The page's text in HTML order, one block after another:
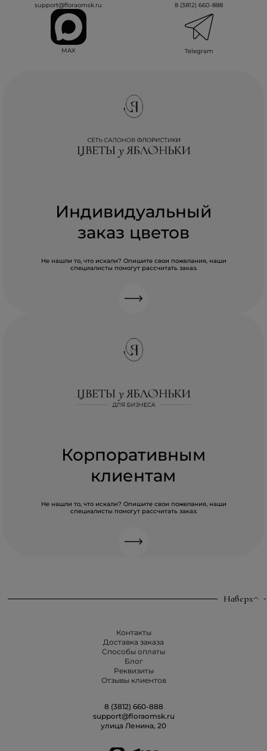
support@floraomsk.ru 8 (3812) 660-888
MAX Telegram
Индивидуальный
заказ цветов
Не нашли то, что искали? Опишите свои пожелания, наши
специалисты помогут рассчитать заказ.
Корпоративным
клиентам
Не нашли то, что искали? Опишите свои пожелания, наши
специалисты помогут рассчитать заказ.
Наверх
Контакты
Доставка заказа
Способы оплаты
Блог
Реквизиты
Отзывы клиентов
8 (3812) 660-888
support@floraomsk.ru
улица Ленина, 20